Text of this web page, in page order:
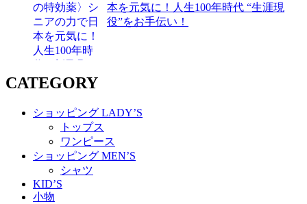
本を元気に！人生100年時代 “生涯現
役”をお手伝い！
CATEGORY
ショッピング LADY’S
トップス
ワンピース
ショッピング MEN’S
シャツ
KID’S
小物